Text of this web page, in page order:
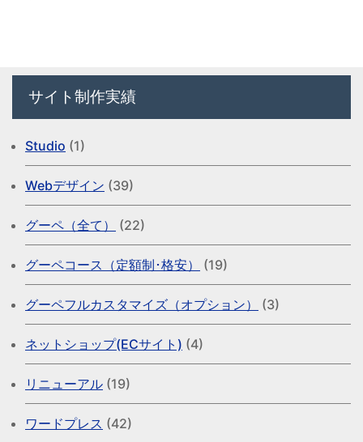
サイト制作実績
Studio (1)
Webデザイン (39)
グーペ（全て） (22)
グーペコース（定額制･格安） (19)
グーペフルカスタマイズ（オプション） (3)
ネットショップ(ECサイト) (4)
リニューアル (19)
ワードプレス (42)